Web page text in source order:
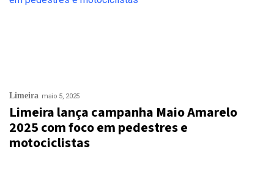
Limeira maio 5, 2025
Limeira lança campanha Maio Amarelo
2025 com foco em pedestres e
motociclistas